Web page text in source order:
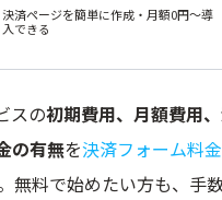
決済ページを簡単に作成・月額0円～導
入できる
スの初期費用、月額費用、
の有無を決済フォーム料
無料で始めたい方も、手